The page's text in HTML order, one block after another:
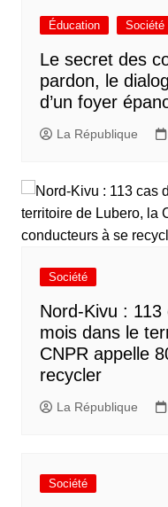
Éducation Société
Le secret des
pardon, le
d’un foyer
La République
Société
Nord-Kivu : 113
mois dans le
CNPR appelle
recycler
La République
Société